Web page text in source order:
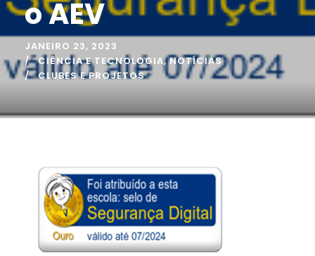
o AEV
JANEIRO 23, 2023
CIÊNCIA E TECNOLOGIA, NOTÍCIAS
CLUBES E PROJETOS